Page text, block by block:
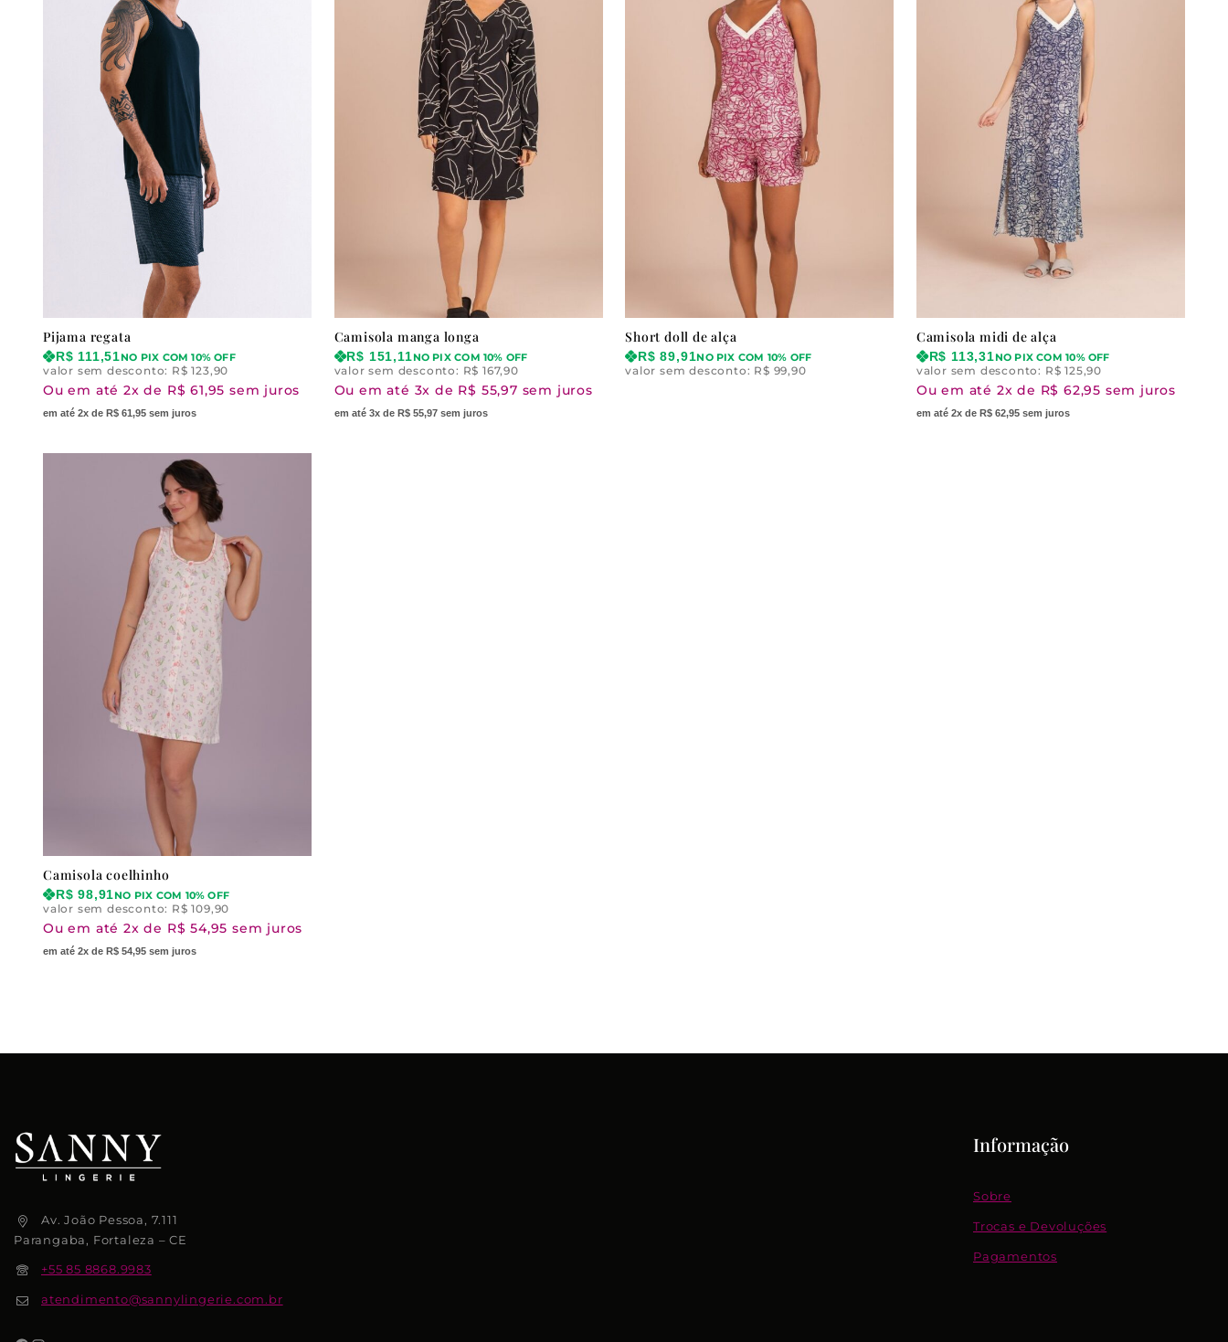
Pijama regata
R$ 111,51NO PIX COM 10% OFF
valor sem desconto: R$ 123,90
Ou em até 2x de R$ 61,95 sem juros
em até 2x de R$ 61,95 sem juros
Camisola manga longa
R$ 151,11NO PIX COM 10% OFF
valor sem desconto: R$ 167,90
Ou em até 3x de R$ 55,97 sem juros
em até 3x de R$ 55,97 sem juros
Short doll de alça
R$ 89,91NO PIX COM 10% OFF
valor sem desconto: R$ 99,90
Camisola midi de alça
R$ 113,31NO PIX COM 10% OFF
valor sem desconto: R$ 125,90
Ou em até 2x de R$ 62,95 sem juros
em até 2x de R$ 62,95 sem juros
Camisola coelhinho
R$ 98,91NO PIX COM 10% OFF
valor sem desconto: R$ 109,90
Ou em até 2x de R$ 54,95 sem juros
em até 2x de R$ 54,95 sem juros
Av. João Pessoa, 7.111
Parangaba, Fortaleza – CE
+55 85 8868.9983
atendimento@sannylingerie.com.br
Informação
Sobre
Trocas e Devoluções
Pagamentos